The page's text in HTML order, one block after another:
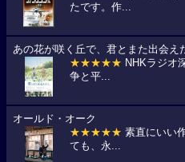
たです。作...
あの花が咲く丘で、君とまた出会え
★★★★★ NHKラジオ
争と平...
オールド・オーク
★★★★★ 素直にいい
ても、永...